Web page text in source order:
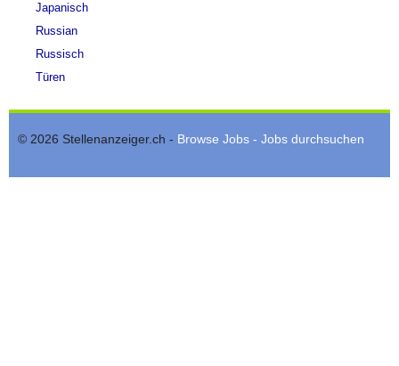
Japanisch
Russian
Russisch
Türen
© 2026 Stellenanzeiger.ch - Browse Jobs - Jobs durchsuchen